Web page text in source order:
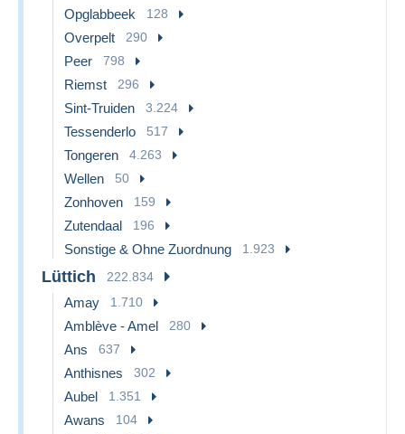
Opglabbeek 128
Overpelt 290
Peer 798
Riemst 296
Sint-Truiden 3.224
Tessenderlo 517
Tongeren 4.263
Wellen 50
Zonhoven 159
Zutendaal 196
Sonstige & Ohne Zuordnung 1.923
Lüttich 222.834
Amay 1.710
Amblève - Amel 280
Ans 637
Anthisnes 302
Aubel 1.351
Awans 104